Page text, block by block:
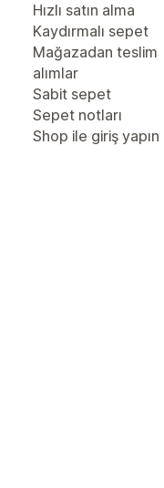
Hızlı satın alma
Kaydırmalı sepet
Mağazadan teslim
alımlar
Sabit sepet
Sepet notları
Shop ile giriş yapın